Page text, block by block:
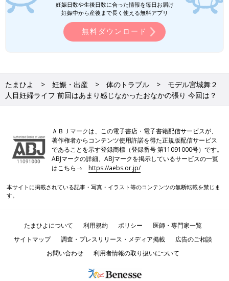
妊娠日数や生後日数に合った情報を毎日お届け
妊娠中から産後まで長く使える無料アプリ
無料ダウンロード
たまひよ 妊娠・出産 体のトラブル
モデル宮城舞２
人目妊婦ライフ 前回はあまり感じなかったおなかの張り 今回は？
ＡＢＪマークは、この電子書店・電子書籍配信サービスが、
著作権者からコンテンツ使用許諾を得た正規版配信サービス
であることを示す登録商標（登録番号 第11091000号）です。
ABJマークの詳細、ABJマークを掲示しているサービスの一覧
はこちら→https://aebs.or.jp/
本サイトに掲載されている記事・写真・イラスト等のコンテンツの無断転載を禁じま
す。
たまひよについて 利用規約 ポリシー
医師・専門家一覧
サイトマップ
調査・プレスリリース・メディア掲載
広告のご相談
お問い合わせ
利用者情報の取り扱いについて